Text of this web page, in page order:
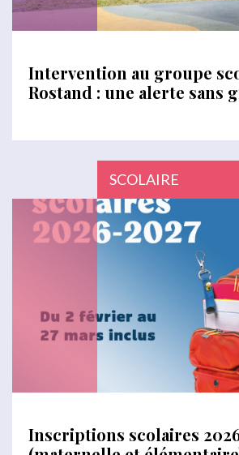
Intervention au groupe
Rostand : une alerte sans
SCOLAIRE
Inscriptions scolaires